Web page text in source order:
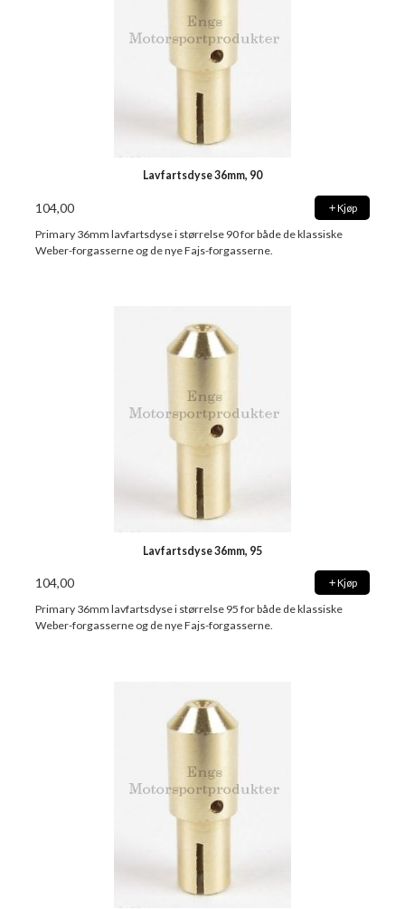
Lavfartsdyse 36mm, 90
104,00 Kjøp
Primary 36mm lavfartsdyse i størrelse 90 for både de klassiske
Weber-forgasserne og de nye Fajs-forgasserne.
Lavfartsdyse 36mm, 95
104,00 Kjøp
Primary 36mm lavfartsdyse i størrelse 95 for både de klassiske
Weber-forgasserne og de nye Fajs-forgasserne.